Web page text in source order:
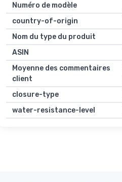
Numéro de modèle
country-of-origin
Nom du type du produit
ASIN
Moyenne des commentaires
client
closure-type
water-resistance-level